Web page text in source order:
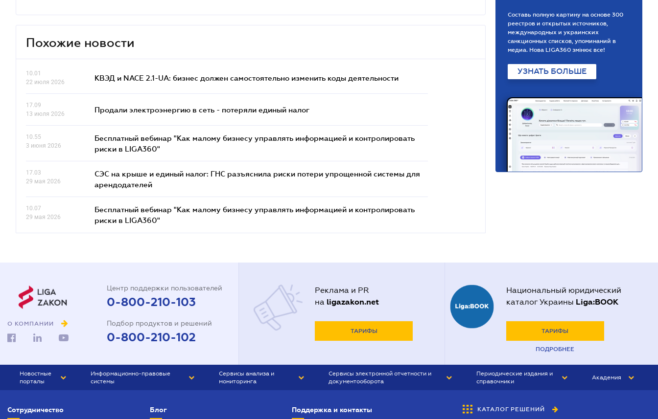
Похожие новости
10.01
22 июля 2026
КВЭД и NACE 2.1-UA: бизнес должен самостоятельно изменить коды деятельности
17.09
13 июля 2026
Продали электроэнергию в сеть - потеряли единый налог
10.55
3 июня 2026
Бесплатный вебинар "Как малому бизнесу управлять информацией и контролировать
риски в LIGA360"
17.03
29 мая 2026
СЭС на крыше и единый налог: ГНС разъяснила риски потери упрощенной системы для
арендодателей
10.07
29 мая 2026
Бесплатный вебинар "Как малому бизнесу управлять информацией и контролировать
риски в LIGA360"
Составь полную картину на основе 300
реестров и открытых источников,
международных и украинских
санкционных списков, упоминаний в
медиа. Нова LIGA360 змінює все!
УЗНАТЬ БОЛЬШЕ
О КОМПАНИИ
Центр поддержки пользователей
0-800-210-103
Подбор продуктов и решений
0-800-210-102
Реклама и PR
на ligazakon.net
ТАРИФЫ
Национальный юридический
каталог Украины Liga:BOOK
ТАРИФЫ
ПОДРОБНЕЕ
Новостные
порталы
БИЗНЕС
Информационно-правовые
системы
Сервисы анализа и
мониторинга
Сервисы электронной отчетности и
документооборота
Периодические издания и
справочники
БУХГАЛТЕР&ЗАКОН
Академия
Сотрудничество Блог Поддержка и контакты КАТАЛОГ РЕШЕНИЙ